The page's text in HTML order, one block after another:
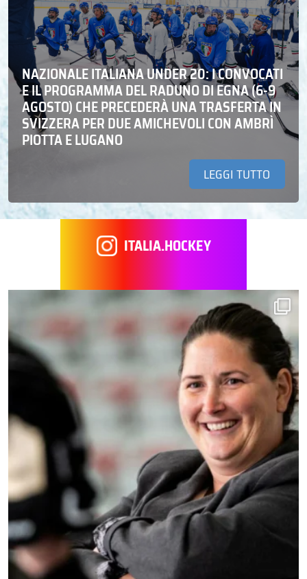
NAZIONALE ITALIANA UNDER 20: I CONVOCATI
E IL PROGRAMMA DEL RADUNO DI EGNA (6-9
AGOSTO) CHE PRECEDERÀ UNA TRASFERTA IN
SVIZZERA PER DUE AMICHEVOLI CON AMBRÌ
PIOTTA E LUGANO
LEGGI TUTTO
ITALIA.HOCKEY